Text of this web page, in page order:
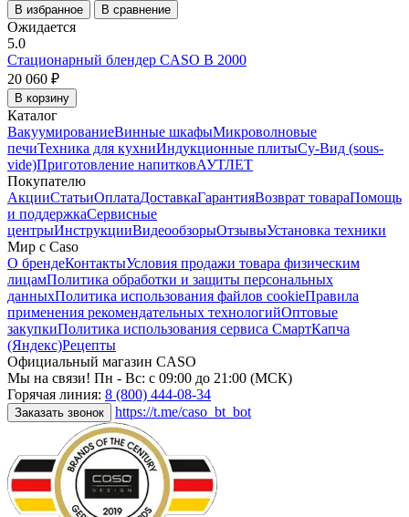
В избранное В сравнение
Ожидается
5.0
Стационарный блендер CASO B 2000
20 060 ₽
В корзину
Каталог
ВакуумированиеВинные шкафыМикроволновые
печиТехника для кухниИндукционные плитыСу-Вид (sous-
vide)Приготовление напитковАУТЛЕТ
Покупателю
АкцииСтатьиОплатаДоставкаГарантияВозврат товараПомощь
и поддержкаСервисные
центрыИнструкцииВидеообзорыОтзывыУстановка техники
Мир с Caso
О брендеКонтактыУсловия продажи товара физическим
лицамПолитика обработки и защиты персональных
данныхПолитика использования файлов cookieПравила
применения рекомендательных технологийОптовые
закупкиПолитика использования сервиса СмартКапча
(Яндекс)Рецепты
Официальный магазин CASO
Мы на связи! Пн - Вс: с 09:00 до 21:00 (МСК)
Горячая линия: 8 (800) 444-08-34
Заказать звонок https://t.me/caso_bt_bot